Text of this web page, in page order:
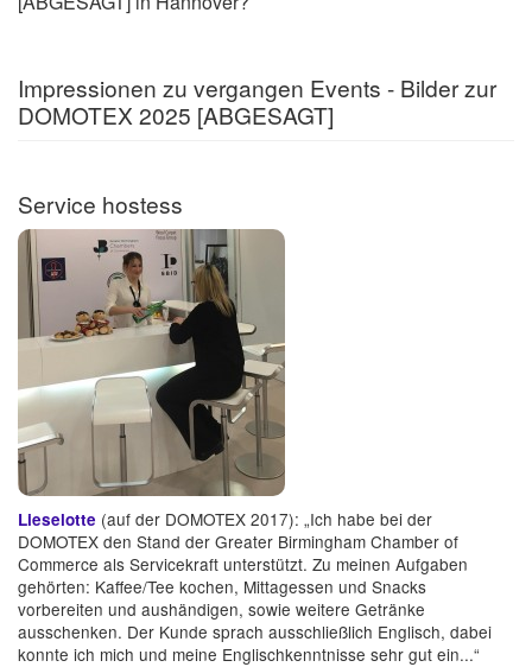
Impressionen zu vergangen Events - Bilder zur
DOMOTEX 2025 [ABGESAGT]
Service hostess
Lieselotte (auf der DOMOTEX 2017): „Ich habe bei der
DOMOTEX den Stand der Greater Birmingham Chamber of
Commerce als Servicekraft unterstützt. Zu meinen Aufgaben
gehörten: Kaffee/Tee kochen, Mittagessen und Snacks
vorbereiten und aushändigen, sowie weitere Getränke
ausschenken. Der Kunde sprach ausschließlich Englisch, dabei
konnte ich mich und meine Englischkenntnisse sehr gut ein...“